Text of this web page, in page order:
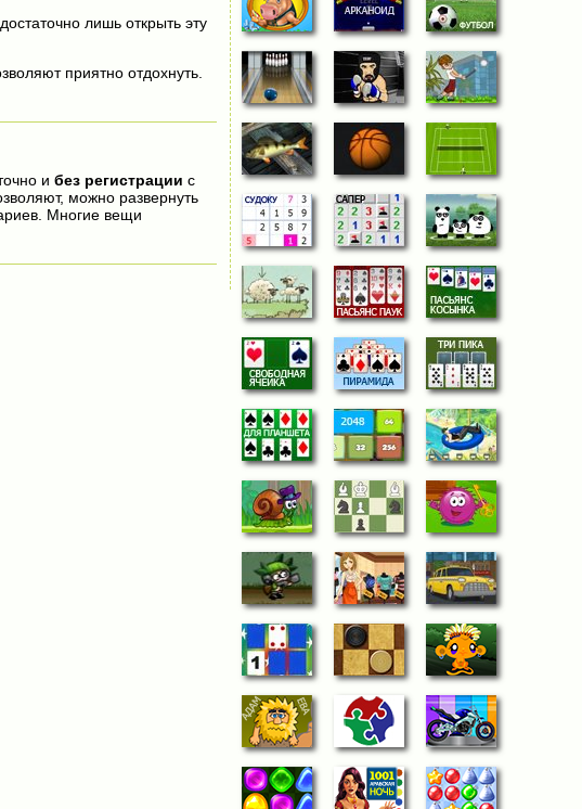
достаточно лишь открыть эту
приятно отдохнуть.
и без регистрации с
можно развернуть
Многие вещи